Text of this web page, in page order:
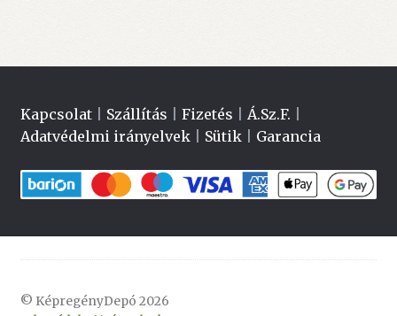
Kapcsolat| Szállítás Fizetés Á.Sz.F.
Adatvédelmi irányelvek| Sütik| Garancia
© KépregényDepó 2026